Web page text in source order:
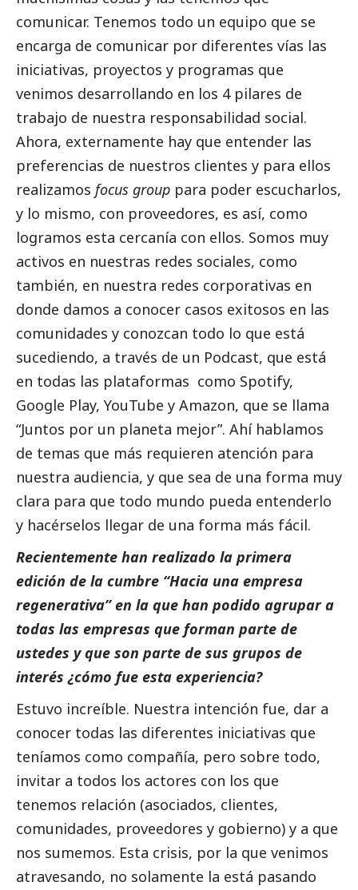
comunicar. Tenemos todo un equipo que se
encarga de comunicar por diferentes vías las
iniciativas, proyectos y programas que
venimos desarrollando en los 4 pilares de
trabajo de nuestra responsabilidad social.
Ahora, externamente hay que entender las
preferencias de nuestros clientes y para ellos
realizamos focus group para poder escucharlos,
y lo mismo, con proveedores, es así, como
logramos esta cercanía con ellos. Somos muy
activos en nuestras redes sociales, como
también, en nuestra redes corporativas en
donde damos a conocer casos exitosos en las
comunidades y conozcan todo lo que está
sucediendo, a través de un Podcast, que está
en todas las plataformas como Spotify,
Google Play, YouTube y Amazon, que se llama
“Juntos por un planeta mejor”. Ahí hablamos
de temas que más requieren atención para
nuestra audiencia, y que sea de una forma muy
clara para que todo mundo pueda entenderlo
y hacérselos llegar de una forma más fácil.
Recientemente han realizado la primera
edición de la cumbre “Hacia una empresa
regenerativa” en la que han podido agrupar a
todas las empresas que forman parte de
ustedes y que son parte de sus grupos de
interés ¿cómo fue esta experiencia?
Estuvo increíble. Nuestra intención fue, dar a
conocer todas las diferentes iniciativas que
teníamos como compañía, pero sobre todo,
invitar a todos los actores con los que
tenemos relación (asociados, clientes,
comunidades, proveedores y gobierno) y a que
nos sumemos. Esta crisis, por la que venimos
atravesando, no solamente la está pasando